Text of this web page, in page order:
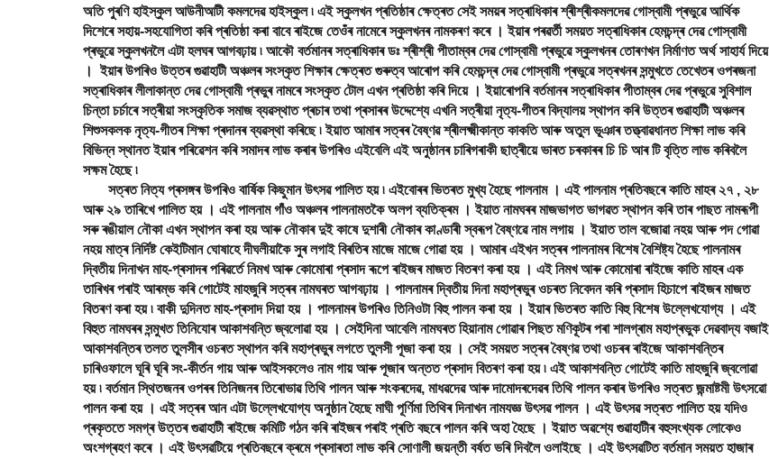
অতি পুৰণি হাইস্কুল আউনীআটী কমলদেৱ হাইস্কুল ৷ এই স্কুলখন প্ৰতিষ্ঠাৰ ক্ষেত্ৰত সেই সময়ৰ সত্ৰাধিকাৰ শ্ৰীশ্ৰীকমলদেৱ গোস্বামী প্ৰভুৱে আৰ্থিক
দিশেৰে সহায়-সহযোগিতা কৰি প্ৰতিষ্ঠা কৰা বাবে ৰাইজে তেওঁৰ নামেৰে স্কুলখনৰ নামকৰণ কৰে । ইয়াৰ পৰৱৰ্তী সময়ত সত্ৰাধিকাৰ হেমচন্দ্ৰ দেৱ গোস্বামী
প্ৰভুৱে স্কুলখনলৈ এটা হলঘৰ আগবঢ়ায় ৷ আকৌ বৰ্তমানৰ সত্ৰাধিকাৰ ডঃ শ্ৰীশ্ৰী পীতাম্বৰ দেৱ গোস্বামী প্ৰভুৱে স্কুলখনৰ তোৰণখন নিৰ্মাণত অৰ্থ সাহাৰ্য দিয়ে
। ইয়াৰ উপৰিও উত্তৰ গুৱাহাটী অঞ্চলৰ সংস্কৃত শিক্ষাৰ ক্ষেত্ৰত গুৰুত্ব আৰোপ কৰি হেমচন্দ্ৰ দেৱ গোস্বামী প্ৰভুৱে সত্ৰখনৰ সন্মুখতে তেখেতৰ ওপৰজনা
সত্ৰাধিকাৰ লীলাকান্ত দেৱ গোস্বামী প্ৰভুৰ নামৰে সংস্কৃত টোল এখন প্ৰতিষ্ঠা কৰি দিয়ে । ইয়াৰোপৰি বৰ্তমানৰ সত্ৰাধিকাৰ পীতাম্বৰ দেৱ প্ৰভুৱে সুবিশাল
চিন্তা চৰ্চাৰে সত্ৰীয়া সংস্কৃতিক সমাজ ব্যৱস্থাত প্ৰচাৰ তথা প্ৰসাৰৰ উদ্দেশ্যে এখনি সত্ৰীয়া নৃত্য-গীতৰ বিদ্যালয় স্থাপন কৰি উত্তৰ গুৱাহাটী অঞ্চলৰ
শিশুসকলক নৃত্য-গীতৰ শিক্ষা প্ৰদানৰ ব্যৱস্থা কৰিছে ৷ ইয়াত আমাৰ সত্ৰৰ বৈষ্ণৱ শ্ৰীলক্ষ্মীকান্ত কাকতি আৰু অতুল ভূঞাৰ তত্ত্বাৱধানত শিক্ষা লাভ কৰি
বিভিন্ন স্থানত ইয়াৰ পৰিৱেশন কৰি সমাদৰ লাভ কৰাৰ উপৰিও এইবেলি এই অনুষ্ঠানৰ চাৰিগৰাকী ছাত্ৰীয়ে ভাৰত চৰকাৰৰ চি চি আৰ টি বৃত্তি লাভ কৰিবলৈ
সক্ষম হৈছে ৷
সত্ৰত নিত্য প্ৰসঙ্গৰ উপৰিও বাৰ্ষিক কিছুমান উৎসৱ পালিত হয় ৷ এইবোৰৰ ভিতৰত মুখ্য হৈছে পালনাম । এই পালনাম প্ৰতিবছৰে কাতি মাহৰ ২৭ , ২৮
আৰু ২৯ তাৰিখে পালিত হয় । এই পালনাম গাঁও অঞ্চলৰ পালনামতকৈ অলপ ব্যতিক্ৰম । ইয়াত নামঘৰৰ মাজভাগত ভাগৱত স্থাপন কৰি তাৰ পাছত নামৰূপী
সৰু ৰঙীয়াল নৌকা এখন স্থাপন কৰা হয় আৰু নৌকাৰ দুই কাষে দুশাৰী নৌকাৰ কাণ্ডাৰী স্বৰূপ বৈষ্ণৱে নাম লগায় । ইয়াত তাল বজোৱা নহয় আৰু পদ গোৱা
নহয় মাত্ৰ নিৰ্দিষ্ট কেইটিমান ঘোষাহে দীঘলীয়াকৈ সুৰ লগাই বিৰতিৰ মাজে মাজে গোৱা হয় । আমাৰ এইখন সত্ৰৰ পালনামৰ বিশেষ বৈশিষ্ট্য হৈছে পালনামৰ
দ্বিতীয় দিনাখন মাহ-প্ৰসাদৰ পৰিৱৰ্তে নিমখ আৰু কোমোৰা প্ৰসাদ ৰূপে ৰাইজৰ মাজত বিতৰণ কৰা হয় । এই নিমখ আৰু কোমোৰা ৰাইজে কাতি মাহৰ এক
তাৰিখৰ পৰাই আৰম্ভ কৰি গোটেই মাহজুৰি সত্ৰৰ নামঘৰত আগবঢ়ায় । পালনামৰ দ্বিতীয় দিনা মহাপ্ৰভুৰ ওচৰত নিবেদন কৰি প্ৰসাদ হিচাপে ৰাইজৰ মাজত
বিতৰণ কৰা হয় ৷ বাকী দুদিনত মাহ-প্ৰসাদ দিয়া হয় । পালনামৰ উপৰিও তিনিওটা বিহু পালন কৰা হয় । ইয়াৰ ভিতৰত কাতি বিহু বিশেষ উল্লেখযোগ্য । এই
বিহুত নামঘৰৰ সন্মুখত তিনিযোৰ আকাশবন্তি জ্বলোৱা হয় । সেইদিনা আবেলি নামঘৰত হিয়ানাম গোৱাৰ পিছত মণিকূটৰ পৰা শালগ্ৰাম মহাপ্ৰভুক দেৱবাদ্য বজাই
আকাশবন্তিৰ তলত তুলসীৰ ওচৰত স্থাপন কৰি মহাপ্ৰভুৰ লগতে তুলসী পূজা কৰা হয় । সেই সময়ত সত্ৰৰ বৈষ্ণৱ তথা ওচৰৰ ৰাইজে আকাশবন্তিৰ
চাৰিওফালে ঘূৰি ঘূৰি সং-কীৰ্তন গায় আৰু আইসকলেও নাম গায় আৰু পূজাৰ অন্তত প্ৰসাদ বিতৰণ কৰা হয় ৷ এই আকাশবন্তি গোটেই কাতি মাহজুৰি জ্বলোৱা
হয় ৷ বৰ্তমান স্থিতজনৰ ওপৰৰ তিনিজনৰ তিৰোভাৱ তিথি পালন আৰু শংকৰদেৱ, মাধৱদেৱ আৰু দামোদৰদেৱৰ তিথি পালন কৰাৰ উপৰিও সত্ৰত জন্মাষ্টমী উৎসৱো
পালন কৰা হয় । এই সত্ৰৰ আন এটা উল্লেখযোগ্য অনুষ্ঠান হৈছে মাঘী পূৰ্ণিমা তিথিৰ দিনাখন নামযজ্ঞ উৎসৱ পালন । এই উৎসৱ সত্ৰত পালিত হয় যদিও
প্ৰকৃততে সমগ্ৰ উত্তৰ গুৱাহাটী ৰাইজে কমিটি গঠন কৰি ৰাইজৰ পৰাই প্ৰতি বছৰে পালন কৰি অহা হৈছে । ইয়াত অৱশ্যে গুৱাহাটীৰ বহুসংখ্যক লোকেও
অংশগ্ৰহণ কৰে । এই উৎসৱটিয়ে প্ৰতিবছৰে ক্ৰমে প্ৰসাৰতা লাভ কৰি সোণালী জয়ন্তী বৰ্ষত ভৰি দিবলৈ ওলাইছে । এই উৎসৱটিত বৰ্তমান সময়ত হাজাৰ